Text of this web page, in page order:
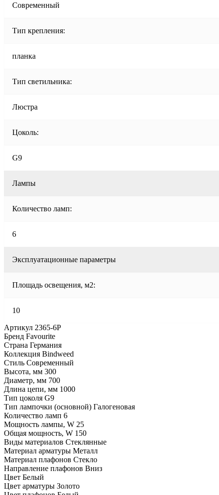
Современный
Тип крепления:
планка
Тип светильника:
Люстра
Цоколь:
G9
Лампы
Количество ламп:
6
Эксплуатационные параметры
Площадь освещения, м2:
10
Артикул 2365-6P
Бренд Favourite
Страна Германия
Коллекция Bindweed
Стиль Современный
Высота, мм 300
Диаметр, мм 700
Длина цепи, мм 1000
Тип цоколя G9
Тип лампочки (основной) Галогеновая
Количество ламп 6
Мощность лампы, W 25
Общая мощность, W 150
Виды материалов Стеклянные
Материал арматуры Металл
Материал плафонов Стекло
Направление плафонов Вниз
Цвет Белый
Цвет арматуры Золото